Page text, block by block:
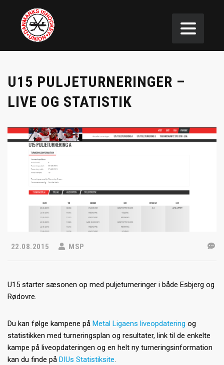
U15 PULJETURNERINGER –
LIVE OG STATISTIK
22.08.2015 MSP
U15 starter sæsonen op med puljeturneringer i både Esbjerg og
Rødovre.
Du kan følge kampene på Metal Ligaens liveopdatering og
statistikken med turneringsplan og resultater, link til de enkelte
kampe på liveopdateringen og en helt ny turneringsinformation
kan du finde på DIUs Statistiksite